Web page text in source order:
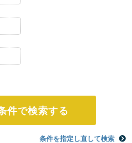
条件を指定し直して検索